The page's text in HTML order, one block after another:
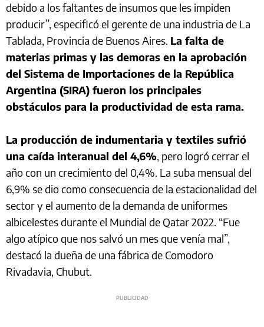
debido a los faltantes de insumos que les impiden
producir”, especificó el gerente de una industria de La
Tablada, Provincia de Buenos Aires. La falta de
materias primas y las demoras en la aprobación
del Sistema de Importaciones de la República
Argentina (SIRA) fueron los principales
obstáculos para la productividad de esta rama.
La producción de indumentaria y textiles sufrió
una caída interanual del 4,6%, pero logró cerrar el
año con un crecimiento del 0,4%. La suba mensual del
6,9% se dio como consecuencia de la estacionalidad del
sector y el aumento de la demanda de uniformes
albicelestes durante el Mundial de Qatar 2022. “Fue
algo atípico que nos salvó un mes que venía mal”,
destacó la dueña de una fábrica de Comodoro
Rivadavia, Chubut.